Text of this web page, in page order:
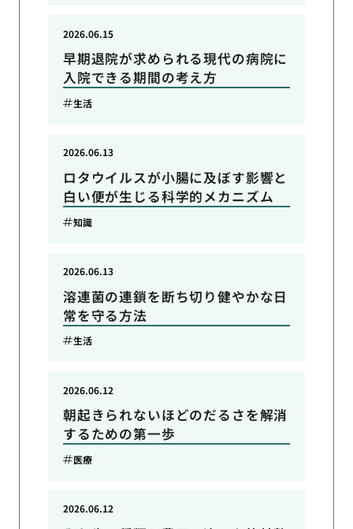
早期退院が求められる現代の病院に
入院できる期間の考え方
2026.06.15
生活
ロタウイルスが小腸に及ぼす影響と
白い便が生じる科学的メカニズム
2026.06.13
知識
溶連菌の連鎖を断ち切り健やかな日
常を守る方法
2026.06.13
生活
朝起きられないほどのだるさを解消
するための第一歩
2026.06.12
医療
2026.06.12